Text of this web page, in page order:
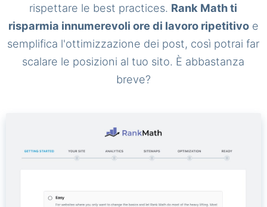
rispettare le best practices. Rank Math ti
risparmia innumerevoli ore di lavoro ripetitivoe
semplifica l'ottimizzazione dei post, così potrai far
scalare le posizioni al tuo sito. È abbastanza
breve?